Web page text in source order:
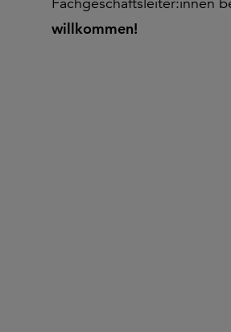
willkommen!